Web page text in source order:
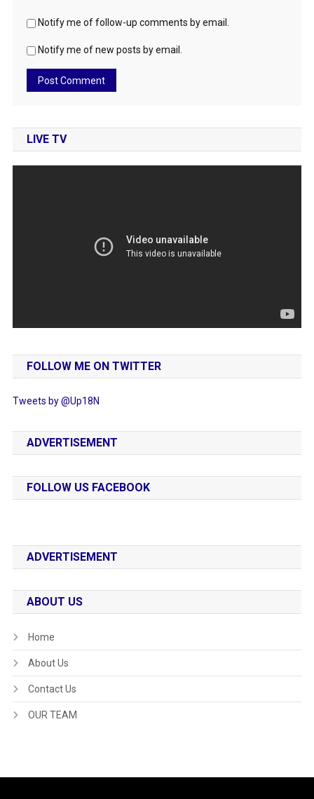
Notify me of follow-up comments by email.
Notify me of new posts by email.
LIVE TV
FOLLOW ME ON TWITTER
Tweets by @Up18N
ADVERTISEMENT
FOLLOW US FACEBOOK
ADVERTISEMENT
ABOUT US
Home
About Us
Contact Us
OUR TEAM